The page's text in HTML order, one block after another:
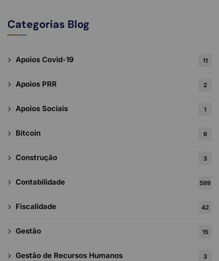
Categorias Blog
Apoios Covid-19 11
Apoios PRR 2
Apoios Sociais 1
Bitcoin 6
Construção 3
Contabilidade 599
Fiscalidade 42
Gestão 15
Gestão de Recursos Humanos 3